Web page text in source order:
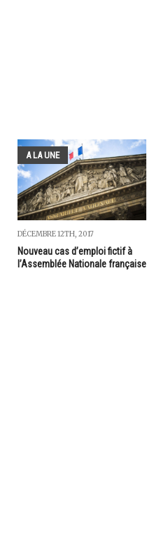
A LA UNE
DÉCEMBRE 12TH, 2017
Nouveau cas d’emploi fictif à
l’Assemblée Nationale française